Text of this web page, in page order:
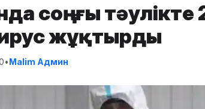
соңғы тәулікте
жұқтырды
•Malim Админ